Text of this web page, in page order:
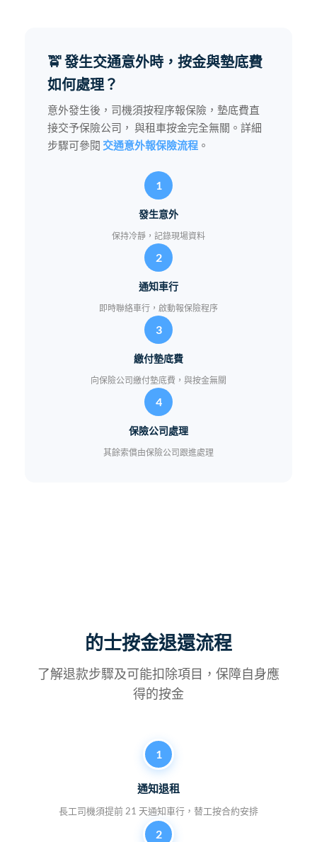
🚖 發生交通意外時，按金與墊底費
如何處理？
意外發生後，司機須按程序報保險，墊底費直
接交予保險公司， 與租車按金完全無關。詳細
步驟可參閱 交通意外報保險流程 。
1
發生意外
保持冷靜，記錄現場資料
2
通知車行
即時聯絡車行，啟動報保險程序
3
繳付墊底費
向保險公司繳付墊底費，與按金無關
4
保險公司處理
其餘索償由保險公司跟進處理
的士按金退還流程
了解退款步驟及可能扣除項目，保障自身應
得的按金
1
通知退租
長工司機須提前 21 天通知車行，替工按合約安排
2